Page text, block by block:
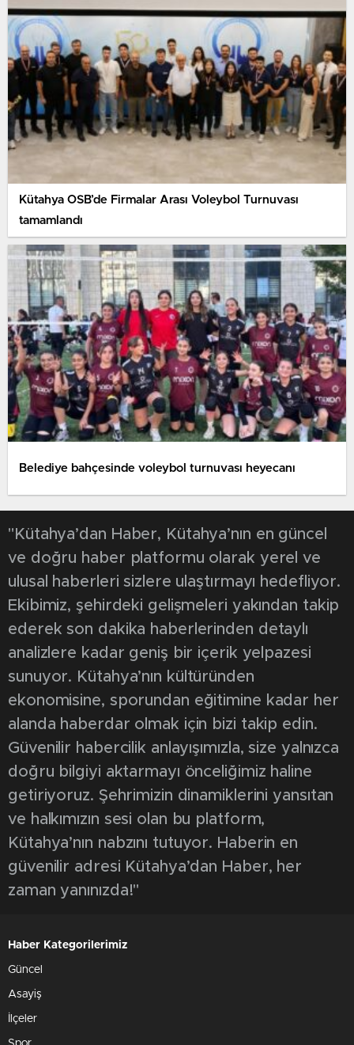
Kütahya OSB’de Firmalar Arası Voleybol Turnuvası
tamamlandı
Belediye bahçesinde voleybol turnuvası heyecanı
"Kütahya’dan Haber, Kütahya’nın en güncel
ve doğru haber platformu olarak yerel ve
ulusal haberleri sizlere ulaştırmayı hedefliyor.
Ekibimiz, şehirdeki gelişmeleri yakından takip
ederek son dakika haberlerinden detaylı
analizlere kadar geniş bir içerik yelpazesi
sunuyor. Kütahya’nın kültüründen
ekonomisine, sporundan eğitimine kadar her
alanda haberdar olmak için bizi takip edin.
Güvenilir habercilik anlayışımızla, size yalnızca
doğru bilgiyi aktarmayı önceliğimiz haline
getiriyoruz. Şehrimizin dinamiklerini yansıtan
ve halkımızın sesi olan bu platform,
Kütahya’nın nabzını tutuyor. Haberin en
güvenilir adresi Kütahya’dan Haber, her
zaman yanınızda!"
Haber Kategorilerimiz
Güncel
Asayiş
İlçeler